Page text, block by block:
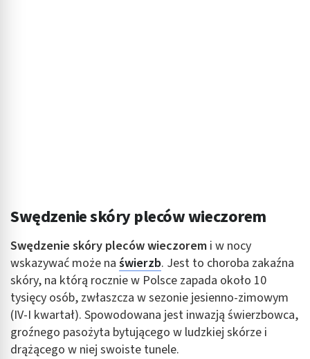
Swędzenie skóry pleców wieczorem
Swędzenie skóry pleców wieczorem i w nocy
wskazywać może na świerzb. Jest to choroba zakaźna
skóry, na którą rocznie w Polsce zapada około 10
tysięcy osób, zwłaszcza w sezonie jesienno-zimowym
(IV-I kwartał). Spowodowana jest inwazją świerzbowca,
groźnego pasożyta bytującego w ludzkiej skórze i
drążącego w niej swoiste tunele.